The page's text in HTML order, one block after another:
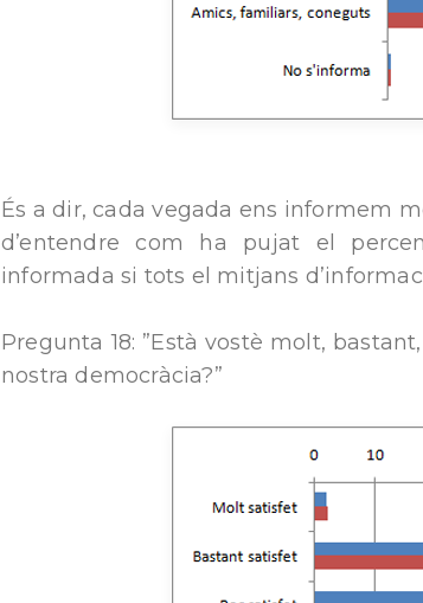
És a dir, cada vegada ens informem
d’entendre com ha pujat el
informada si tots el mitjans
Pregunta 18: ”Està vostè molt,
nostra democràcia?”